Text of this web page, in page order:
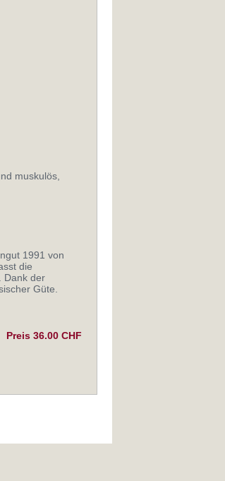
muskulös,
1991 von
die
Dank der
Güte.
Preis 36.00 CHF